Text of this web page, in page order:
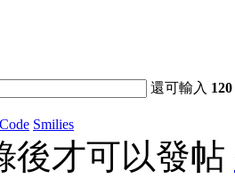
還可輸入 120
Code Smilies
後才可以發帖